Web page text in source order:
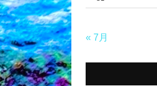
« 7月